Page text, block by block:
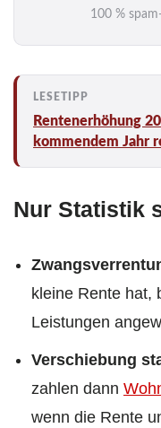
100 %
Rentenerhöhung
kommendem Jahr
Nur Statistik
kleine Rente hat,
Leistungen
Verschiebung
zahlen dann
wenn die Rente